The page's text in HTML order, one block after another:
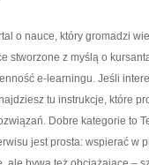
o nauce, który gromadzi
stworzone z myślą o
e-learningu. Jeśli
tu instrukcje, które
Dobre kategorie to
jest prosta: wspierać w